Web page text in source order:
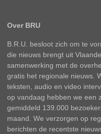
Over BRU
B.R.U. besloot zich om te
die nieuws brengt uit
samenwerking met de
gratis het regionale nieuws.
teksten, audio en video
op vandaag hebben we een
gemiddeld 139.000
maand. We verzorgen op
berichten de recentste